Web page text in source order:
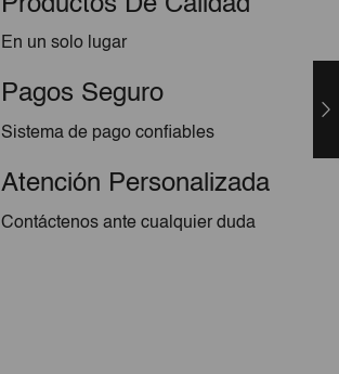
En un solo lugar
Pagos Seguro
Sistema de pago confiables
Atención Personalizada
Contáctenos ante cualquier duda